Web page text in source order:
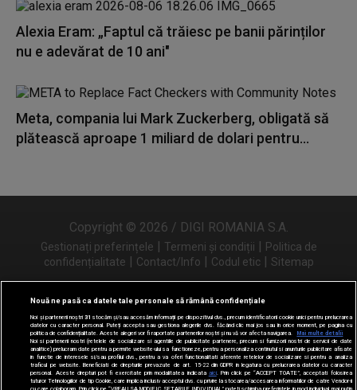
Alexia Eram: „Faptul că trăiesc pe banii părinților
nu e adevărat de 10 ani"
Meta, compania lui Mark Zuckerberg, obligată să
plătească aproape 1 miliard de dolari pentru...
Copyright © 2026 / DIGI ROMANIA S.A.
Gestionați preferințele | Termeni și condiții | Politica de
confidențialitate | Contact/Info | Codul etic | Sitemap
Urmărește-ne și pe
Nouă ne pasă ca datele tale personale să rămână confidențiale
Noi și partenerii noștri31 stocăm și/sau accesăm informații pe dispozitivul dvs., precum identificatorii cookie unici pentru prelucrarea
datelor cu caracter personal. Puteți accepta sau gestiona alegerile dvs. făcând clic mai jos sau în orice moment, pe pagina cu
politica de confidențialitate. Aceste alegeri vor fi raportate partenerilor noștri și nu vă vor afecta navigarea.
Mai multe detalii
Noi si partenerii nostri (retelele de socializare si agentiile de publicitate partenere, precum si furnizorii nostri de servicii de date
analitice) prelucram date pentru a permite website-ului sa functioneze, pentru a personaliza continutul si anunturile publicitare afisate
in functie de interesele si/sau profilul dvs., pentru a va oferi functionalitati aferente retelelor de socializare si pentru a analiza
traficul pe website. Beneficiati de drepturile prevazute de art. 15-22 din GDPR in legatura cu prelucrarea datelor cu caracter
personal. Aceste drepturi pot fi exercitate prin modalitatea indicata aici. Prin click pe “ACCEPT TOATE”, acceptati folosirea
tuturor Tehnologiilor de tip Cookie, care implica inclusiv acceptul dvs. cu privire la stocarea/accesarea informatiilor de catre Vendor-ii